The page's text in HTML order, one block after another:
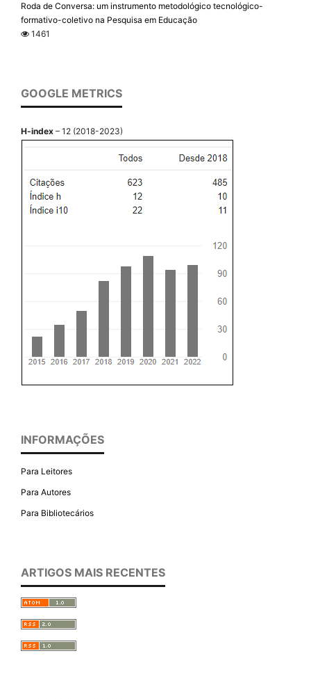
Roda de Conversa: um instrumento metodológico tecnológico-
formativo-coletivo na Pesquisa em Educação
1461
GOOGLE METRICS
H-index – 12 (2018-2023)
INFORMAÇÕES
Para Leitores
Para Autores
Para Bibliotecários
ARTIGOS MAIS RECENTES